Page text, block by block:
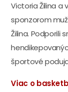
Victoria Žilina a
sponzorom
Žilina. Podporili
športové
Viac o